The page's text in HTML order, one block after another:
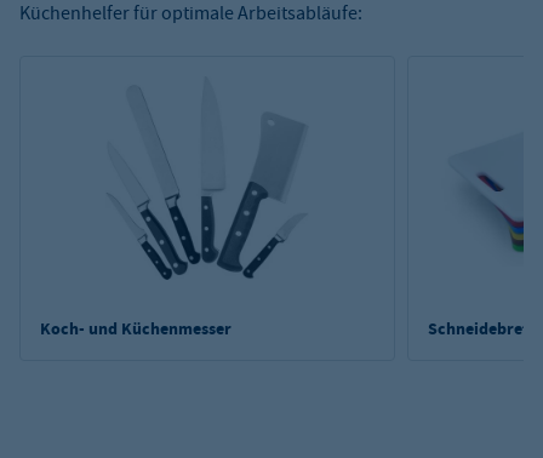
Küchenhelfer für optimale Arbeitsabläufe:
Koch- und Küchenmesser